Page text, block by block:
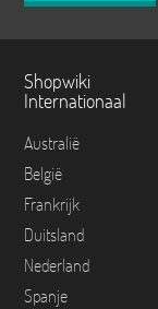
Shopwiki
Internationaal
Australië
België
Frankrijk
Duitsland
Nederland
Spanje